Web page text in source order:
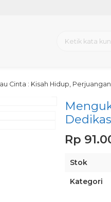
Cinta : Kisah Hidup,
Rp
Stok
Kategori